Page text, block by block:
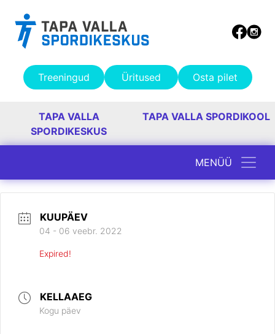
Treeningud Üritused Osta pilet
TAPA VALLA
SPORDIKESKUS
TAPA VALLA SPORDIKOOL
Peamine navigatsioon
MENÜÜ
KUUPÄEV
04 - 06 veebr. 2022
Expired!
KELLAAEG
Kogu päev